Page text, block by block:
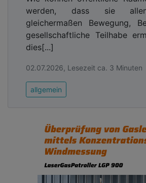
werden, dass sie allen
gleichermaßen Bewegung,
gesellschaftliche Teilhabe
dies[...]
02.07.2026, Lesezeit ca. 3 Minuten
allgemein